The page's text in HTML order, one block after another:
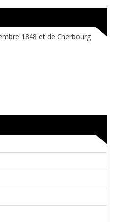
1848 et de Cherbourg